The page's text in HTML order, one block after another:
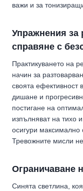
важи и за
Упражнения за
справяне с
Практикуването на
начин за
своята ефективност
дишане и
постигане на
изпълняват на тихо
осигури максимално
Тревожните мисли
Ограничаване
Синята светлина,